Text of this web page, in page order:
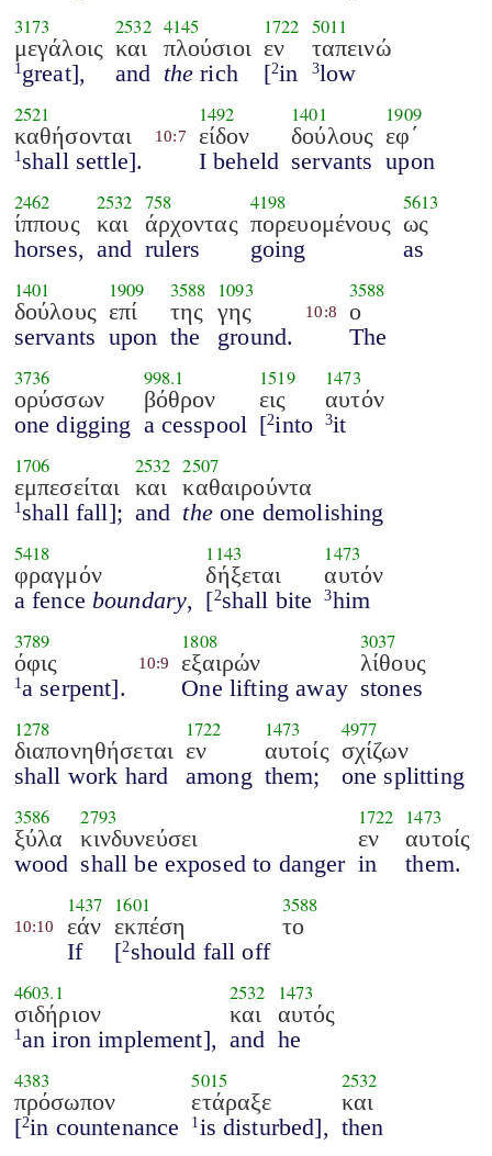
3173
μεγάλοις
1 great],
2532
και
and
4145
πλούσιοι
the rich
1722
εν
[2in
5011
ταπεινώ
3low
2521
καθήσονται
1 shall settle].
10:7
1492
είδον
I beheld
1401
δούλους
servants
1909
εφ΄
upon
2462
ίππους
horses,
2532
και
and
758
άρχοντας
rulers
4198
πορευομένους
going
5613
ως
as
1401
δούλους
servants
1909
επί
upon
3588
της
the
1093
γης
ground.
10:8
3588
ο
The
3736
ορύσσων
one digging
998.1
βόθρον
a cesspool
1519
εις
[2into
1473
αυτόν
3it
1706
εμπεσείται
1 shall fall];
2532
και
and
2507
καθαιρούντα
theone demolishing
5418
φραγμόν
a fence boundary,
1143
δήξεται
[2shall bite
1473
αυτόν
3him
3789
όφις
1 a serpent].
10:9
1808
εξαιρών
One lifting away
3037
λίθους
stones
1278
διαπονηθήσεται
shall work hard
1722
εν
among
1473
αυτοίς
them;
4977
σχίζων
one splitting
3586
ξύλα
wood
2793
κινδυνεύσει
shall be exposed to danger
1722
εν
in
1473
αυτοίς
them.
10:10
1437
εάν
If
1601
εκπέση
[2 should fall off
3588
το
4603.1
σιδήριον
1 an iron implement],
2532
και
and
1473
αυτός
he
4383
πρόσωπον
[2in countenance
5015
ετάραξε
1 is disturbed],
2532
και
then